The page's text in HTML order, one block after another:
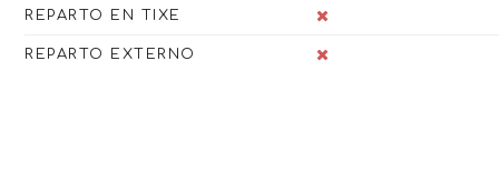
REPARTO EN TIXE
REPARTO EXTERNO